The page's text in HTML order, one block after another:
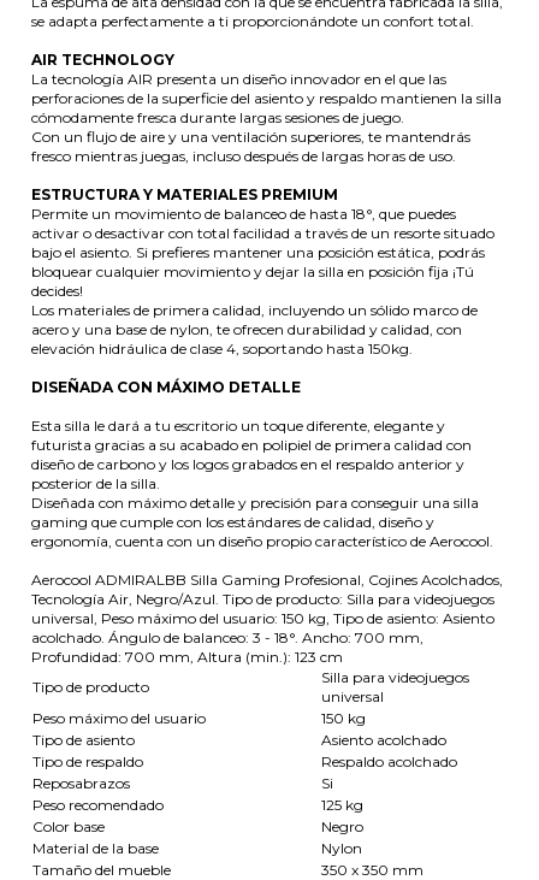
se adapta perfectamente a ti proporcionándote un confort total.
AIR TECHNOLOGY
La tecnología AIR presenta un diseño innovador en el que las
perforaciones de la superficie del asiento y respaldo mantienen la silla
cómodamente fresca durante largas sesiones de juego.
Con un flujo de aire y una ventilación superiores, te mantendrás
fresco mientras juegas, incluso después de largas horas de uso.
ESTRUCTURA Y MATERIALES PREMIUM
Permite un movimiento de balanceo de hasta 18°, que puedes
activar o desactivar con total facilidad a través de un resorte situado
bajo el asiento. Si prefieres mantener una posición estática, podrás
bloquear cualquier movimiento y dejar la silla en posición fija ¡Tú
decides!
Los materiales de primera calidad, incluyendo un sólido marco de
acero y una base de nylon, te ofrecen durabilidad y calidad, con
elevación hidráulica de clase 4, soportando hasta 150kg.
DISEÑADA CON MÁXIMO DETALLE
Esta silla le dará a tu escritorio un toque diferente, elegante y
futurista gracias a su acabado en polipiel de primera calidad con
diseño de carbono y los logos grabados en el respaldo anterior y
posterior de la silla.
Diseñada con máximo detalle y precisión para conseguir una silla
gaming que cumple con los estándares de calidad, diseño y
ergonomía, cuenta con un diseño propio característico de Aerocool.
Aerocool ADMIRALBB Silla Gaming Profesional, Cojines Acolchados,
Tecnología Air, Negro/Azul. Tipo de producto: Silla para videojuegos
universal, Peso máximo del usuario: 150 kg, Tipo de asiento: Asiento
acolchado. Ángulo de balanceo: 3 - 18°. Ancho: 700 mm,
Profundidad: 700 mm, Altura (min.): 123 cm
Tipo de producto
Silla para videojuegos
universal
Peso máximo del usuario
150 kg
Tipo de asiento
Asiento acolchado
Tipo de respaldo
Respaldo acolchado
Reposabrazos
Si
Peso recomendado
125 kg
Color base
Negro
Material de la base
Nylon
Tamaño del mueble
350 x 350 mm